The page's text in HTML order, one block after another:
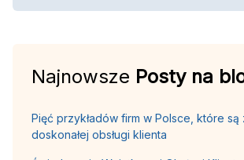
Najnowsze Posty na
Pięć przykładów firm w Polsce, które są
doskonałej obsługi klienta